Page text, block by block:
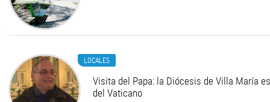
LOCALES
Visita del Papa: la Diócesis de Villa María
del Vaticano